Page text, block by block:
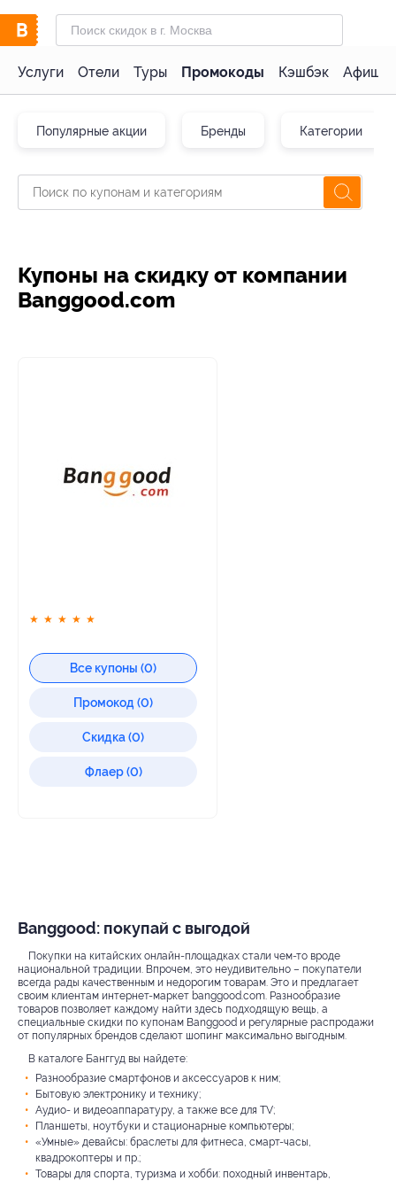
Услуги Отели Туры Промокоды Кэшбэк Афиша
Популярные акции Бренды Категории
Купоны на скидку от компании
Banggood.com
★ ★ ★ ★ ★
Все купоны (0)
Промокод (0)
Скидка (0)
Флаер (0)
Banggood: покупай с выгодой
Покупки на китайских онлайн-площадках стали чем-то вроде
национальной традиции. Впрочем, это неудивительно – покупатели
всегда рады качественным и недорогим товарам. Это и предлагает
своим клиентам интернет-маркет banggood.com. Разнообразие
товаров позволяет каждому найти здесь подходящую вещь, а
специальные скидки по купонам Banggood и регулярные распродажи
от популярных брендов сделают шопинг максимально выгодным.
В каталоге Банггуд вы найдете:
Разнообразие смартфонов и аксессуаров к ним;
Бытовую электронику и технику;
Аудио- и видеоаппаратуру, а также все для TV;
Планшеты, ноутбуки и стационарные компьютеры;
«Умные» девайсы: браслеты для фитнеса, смарт-часы,
квадрокоптеры и пр.;
Товары для спорта, туризма и хобби: походный инвентарь,